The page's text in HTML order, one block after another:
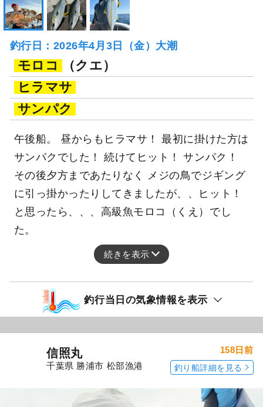
釣行日：2026年4月3日（金）大潮
モロコ
（クエ）
ヒラマサ
サンパク
午後船。 昼からもヒラマサ！ 最初に掛けた方は
サンパクでした！ 続けてヒット！ サンパク！
その後夕方まであたりなく メジの鳥でジギング
に引っ掛かったりしてきましたが、、ヒット！
と思ったら、、、高級魚モロコ（くえ）でし
た。
続きを表示
釣行当日の気象情報を表示
信照丸
千葉県 勝浦市 松部漁港
158日前
釣り船詳細を見る